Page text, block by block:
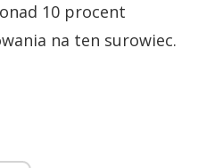
10 procent
na ten surowiec.